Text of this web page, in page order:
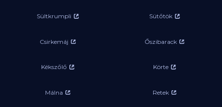
Sültkrumpli Sütőtök
Csirkemáj Őszibarack
Kékszőlő Körte
Málna Retek